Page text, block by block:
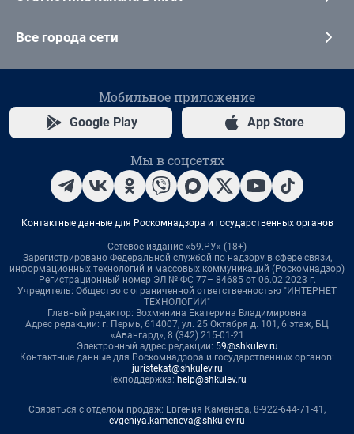
Все города сети
Мобильное приложение
Google Play App Store
Мы в соцсетях
Контактные данные для Роскомнадзора и государственных органов
Сетевое издание «59.РУ» (18+)
Зарегистрировано Федеральной службой по надзору в сфере связи,
информационных технологий и массовых коммуникаций (Роскомнадзор)
Регистрационный номер ЭЛ № ФС 77– 84685 от 06.02.2023 г.
Учредитель: Общество с ограниченной ответственностью "ИНТЕРНЕТ
ТЕХНОЛОГИИ"
Главный редактор: Вохмянина Екатерина Владимировна
Адрес редакции: г. Пермь, 614007, ул. 25 Октября д. 101, 6 этаж, БЦ
«Авангард», 8 (342) 215-01-21
Электронный адрес редакции: 59@shkulev.ru
Контактные данные для Роскомнадзора и государственных органов:
juristekat@shkulev.ru
Техподдержка: help@shkulev.ru
Связаться с отделом продаж: Евгения Каменева, 8-922-644-71-41,
evgeniya.kameneva@shkulev.ru